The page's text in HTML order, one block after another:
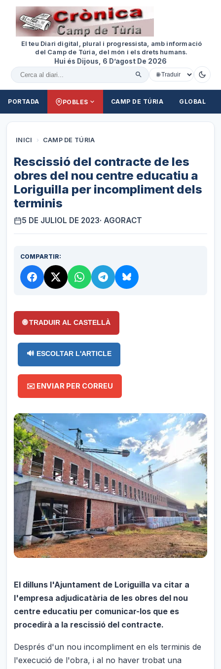
El teu Diari digital, plural i progressista, amb informació
del Camp de Túria, del món i els drets humans.
Hui és Dijous, 6 D’agost De 2026
Cercar al diari
PORTADA POBLES CAMP DE TÚRIA GLOBAL
INICI › CAMP DE TÚRIA
Rescissió del contracte de les
obres del nou centre educatiu a
Loriguilla per incompliment dels
terminis
5 DE JULIOL DE 2023· AGORACT
COMPARTIR:
🌐 TRADUIR AL CASTELLÀ
🔊 ESCOLTAR L'ARTICLE
✉️ ENVIAR PER CORREU
El dilluns l'Ajuntament de Loriguilla va citar a
l'empresa adjudicatària de les obres del nou
centre educatiu per comunicar-los que es
procedirà a la rescissió del contracte.
Després d'un nou incompliment en els terminis de
l'execució de l'obra, i al no haver trobat una